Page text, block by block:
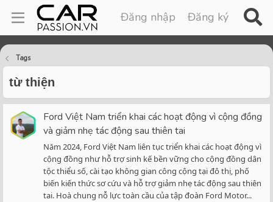
Đăng nhập Đăng ký
Tags
từ thiện
Ford Việt Nam triển khai các hoạt động vì cộng đồng
và giảm nhẹ tác động sau thiên tai
Năm 2024, Ford Việt Nam liên tục triển khai các hoạt động vì
cộng đồng như hỗ trợ sinh kế bền vững cho cộng đồng dân
tộc thiểu số, cài tạo không gian công cộng tại đô thị, phố
biến kiến thức sơ cứu và hỗ trợ giảm nhẹ tác động sau thiên
tai. Hoà chung nỗ lực toàn cầu của tập đoàn Ford Motor...